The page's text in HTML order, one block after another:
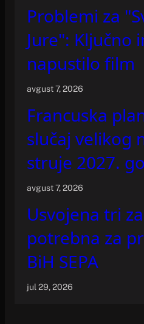
Problemi za
Jure": Ključno
napustilo film
avgust 7, 2026
Francuska
slučaj velikog
struje 2027.
avgust 7, 2026
Usvojena tri
potrebna za
BiH SEPA
jul 29, 2026